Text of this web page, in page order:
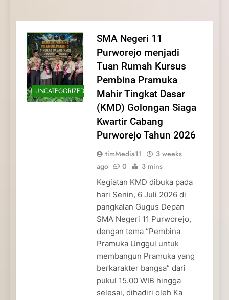
dan Pengabdian Generasi
Pramuka
Pramuka
Kepedulian
UNCATEGORIZED
SMA Negeri 11
Purworejo menjadi
Tuan Rumah Kursus
Pembina Pramuka
Mahir Tingkat Dasar
(KMD) Golongan Siaga
Kwartir Cabang
Purworejo Tahun 2026
timMedia11
3 weeks
ago
0 3 mins
Kegiatan KMD dibuka pada
hari Senin, 6 Juli 2026 di
pangkalan Gugus Depan
SMA Negeri 11 Purworejo,
dengan tema “Pembina
Pramuka Unggul untuk
membangun Pramuka yang
berkarakter bangsa” dari
pukul 15.00 WIB hingga
selesai, dihadiri oleh Ka